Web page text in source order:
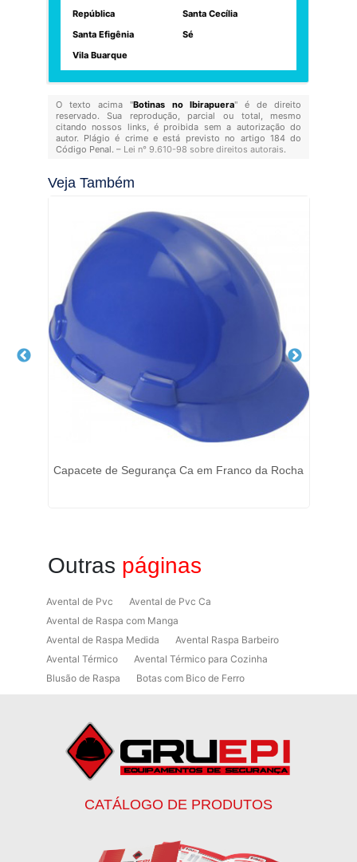
República
Santa Cecília
Santa Efigênia
Sé
Vila Buarque
O texto acima "Botinas no Ibirapuera" é de direito
reservado. Sua reprodução, parcial ou total, mesmo
citando nossos links, é proibida sem a autorização do
autor. Plágio é crime e está previsto no artigo 184 do
Código Penal. – Lei n° 9.610-98 sobre direitos autorais.
Veja Também
Capacete de Segurança Ca em Franco da Rocha
Outras páginas
Avental de Pvc
Avental de Pvc Ca
Avental de Raspa com Manga
Avental de Raspa Medida
Avental Raspa Barbeiro
Avental Térmico
Avental Térmico para Cozinha
Blusão de Raspa
Botas com Bico de Ferro
Botinas
Botinas Bico de Ferro
Botinas de Segurança
Botinas de Trabalho
Botinas EPI
Botinas Masculinas para Trabalho
Calçados de Segurança
Calçados de Segurança Epi
Capacete de Segurança Ca
CATÁLOGO DE PRODUTOS